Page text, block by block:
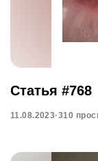
Статья #768
11.08.2023·310